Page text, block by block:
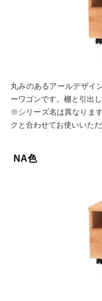
丸みのあるアールデザイ
ーワゴンです。棚と引出
※シリーズ名は異なりま
クと合わせてお使いいただ
NA色